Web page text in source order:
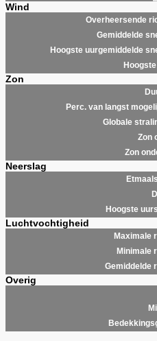
Wind
Overheersende
Gemiddelde
Hoogste uurgemiddelde
Zon
Perc. van langst
Globale
Zon
Zon
Neerslag
Hoogste
Luchtvochtigheid
Maximale
Minimale
Gemiddelde
Overig